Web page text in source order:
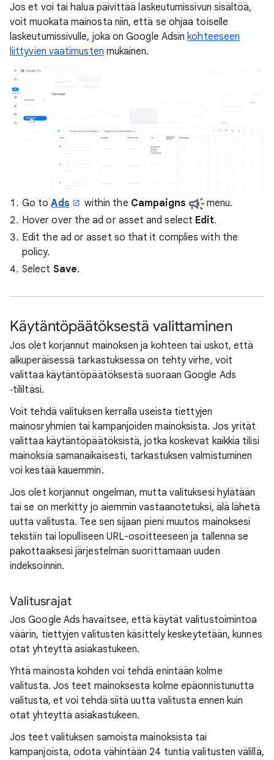
Jos et voi tai halua päivittää laskeutumissivun sisältöä,
voit muokata mainosta niin, että se ohjaa toiselle
laskeutumissivulle, joka on Google Adsinkohteeseen
liittyvien vaatimusten mukainen.
Go toAds within the Campaigns
menu.
Hover over the ad or asset and select Edit.
Edit the ad or asset so that it complies with the
policy.
Select Save.
Käytäntöpäätöksestä valittaminen
Jos olet korjannut mainoksen ja kohteen tai uskot, että
alkuperäisessä tarkastuksessa on tehty virhe, voit
valittaa käytäntöpäätöksestä suoraan Google Ads
‑tililtäsi.
Voit tehdä valituksen kerralla useista tiettyjen
mainosryhmien tai kampanjoiden mainoksista. Jos yrität
valittaa käytäntöpäätöksistä, jotka koskevat kaikkia tilisi
mainoksia samanaikaisesti, tarkastuksen valmistuminen
voi kestää kauemmin.
Jos olet korjannut ongelman, mutta valituksesi hylätään
tai se on merkitty jo aiemmin vastaanotetuksi, älä lähetä
uutta valitusta. Tee sen sijaan pieni muutos mainoksesi
tekstiin tai lopulliseen URL-osoitteeseen ja tallenna se
pakottaaksesi järjestelmän suorittamaan uuden
indeksoinnin.
Valitusrajat
Jos Google Ads havaitsee, että käytät valitustoimintoa
väärin, tiettyjen valitusten käsittely keskeytetään, kunnes
otat yhteyttä asiakastukeen.
Yhtä mainosta kohden voi tehdä enintään kolme
valitusta. Jos teet mainoksesta kolme epäonnistunutta
valitusta, et voi tehdä siitä uutta valitusta ennen kuin
otat yhteyttä asiakastukeen.
Jos teet valituksen samoista mainoksista tai
kampanjoista, odota vähintään 24 tuntia valitusten välillä,